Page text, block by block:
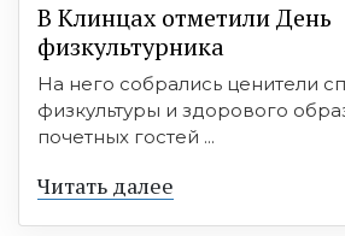
В Клинцах отметили День
физкультурника
На него собрались ценители
физкультуры и здорового
почетных гостей ...
Читать далее